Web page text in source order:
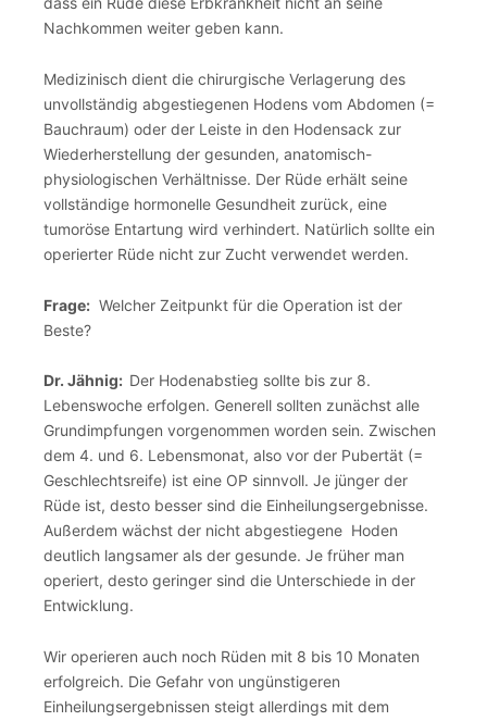
Nachkommen weiter geben kann.
Medizinisch dient die chirurgische Verlagerung des
unvollständig abgestiegenen Hodens vom Abdomen (=
Bauchraum) oder der Leiste in den Hodensack zur
Wiederherstellung der gesunden, anatomisch-
physiologischen Verhältnisse. Der Rüde erhält seine
vollständige hormonelle Gesundheit zurück, eine
tumoröse Entartung wird verhindert. Natürlich sollte ein
operierter Rüde nicht zur Zucht verwendet werden.
Frage: Welcher Zeitpunkt für die Operation ist der
Beste?
Dr. Jähnig: Der Hodenabstieg sollte bis zur 8.
Lebenswoche erfolgen. Generell sollten zunächst alle
Grundimpfungen vorgenommen worden sein. Zwischen
dem 4. und 6. Lebensmonat, also vor der Pubertät (=
Geschlechtsreife) ist eine OP sinnvoll. Je jünger der
Rüde ist, desto besser sind die Einheilungsergebnisse.
Außerdem wächst der nicht abgestiegene Hoden
deutlich langsamer als der gesunde. Je früher man
operiert, desto geringer sind die Unterschiede in der
Entwicklung.
Wir operieren auch noch Rüden mit 8 bis 10 Monaten
erfolgreich. Die Gefahr von ungünstigeren
Einheilungsergebnissen steigt allerdings mit dem